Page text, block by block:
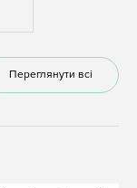
Переглянути всі